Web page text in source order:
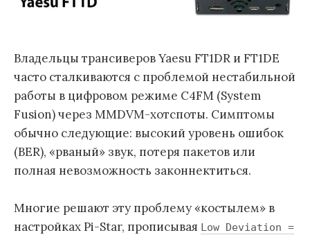
Владельцы трансиверов Yaesu FT1DR и FT1DE
часто сталкиваются с проблемой нестабильной
работы в цифровом режиме C4FM (System
Fusion) через MMDVM-хотспоты. Симптомы
обычно следующие: высокий уровень ошибок
(BER), «рваный» звук, потеря пакетов или
полная невозможность законнектиться.
Многие решают эту проблему «костылем» в
настройках Pi-Star, прописывая Low Deviation =